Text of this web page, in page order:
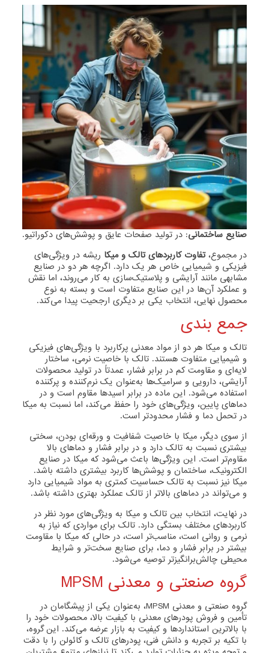
صنایع ساختمانی: در تولید صفحات عایق و پوشش‌های دکوراتیو.
در مجموع،تفاوت کاربردهای تالک و میکا ریشه در ویژگی‌های
فیزیکی و شیمیایی خاص هر یک دارد. اگرچه هر دو در صنایع
مشابهی مانند آرایشی و پلاستیک‌سازی به کار می‌روند، اما نقش
و عملکرد آن‌ها در این صنایع متفاوت است و بسته به نوع
محصول نهایی، انتخاب یکی بر دیگری ارجحیت پیدا می‌کند.
جمع‌ بندی
تالک و میکا هر دو از مواد معدنی پرکاربرد با ویژگی‌های فیزیکی
و شیمیایی متفاوت هستند. تالک با خاصیت نرمی، ساختار
لایه‌ای و مقاومت کم در برابر فشار، عمدتاً در تولید محصولات
آرایشی، دارویی و سرامیک‌ها به‌عنوان یک نرم‌کننده و پرکننده
استفاده می‌شود. این ماده در برابر اسیدها مقاوم است و در
دماهای پایین، ویژگی‌های خود را حفظ می‌کند، اما نسبت به میکا
در تحمل دما و فشار محدودتر است.
از سوی دیگر، میکا با خاصیت شفافیت و ورقه‌ای بودن، سختی
بیشتری نسبت به تالک دارد و در برابر فشار و دماهای بالا
مقاوم‌تر است. این ویژگی‌ها باعث می‌شود که میکا در صنایع
الکترونیک، ساختمان و پوشش‌ها کاربرد بیشتری داشته باشد.
میکا نیز نسبت به تالک حساسیت کمتری به مواد شیمیایی دارد
و می‌تواند در دماهای بالاتر از تالک عملکرد بهتری داشته باشد.
در نهایت، انتخاب بین تالک و میکا به ویژگی‌های مورد نظر در
کاربردهای مختلف بستگی دارد. تالک برای مواردی که نیاز به
نرمی و روانی است، مناسب‌تر است، در حالی که میکا با مقاومت
بیشتر در برابر فشار و دما، برای صنایع سخت‌تر و شرایط
محیطی چالش‌برانگیزتر توصیه می‌شود.
گروه صنعتی و معدنی MPSM
گروه صنعتی و معدنی MPSM، به‌عنوان یکی از پیشگامان در
تأمین و فروش پودرهای معدنی با کیفیت بالا، محصولات خود را
با بالاترین استانداردها و کیفیت به بازار عرضه می‌کند. این گروه،
با تکیه بر تجربه و دانش فنی، پودرهای تالک و کائولن را با دقت